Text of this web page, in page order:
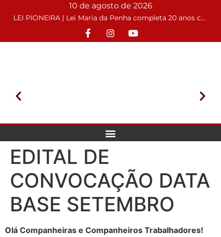
10 de agosto de 2026
LEI PIONEIRA | Lei Maria da Penha completa 20 anos com o desafio de conter casos de feminicídios
EDITAL DE
CONVOCAÇÃO DATA
BASE SETEMBRO
Olá Companheiras e Companheiros Trabalhadores!